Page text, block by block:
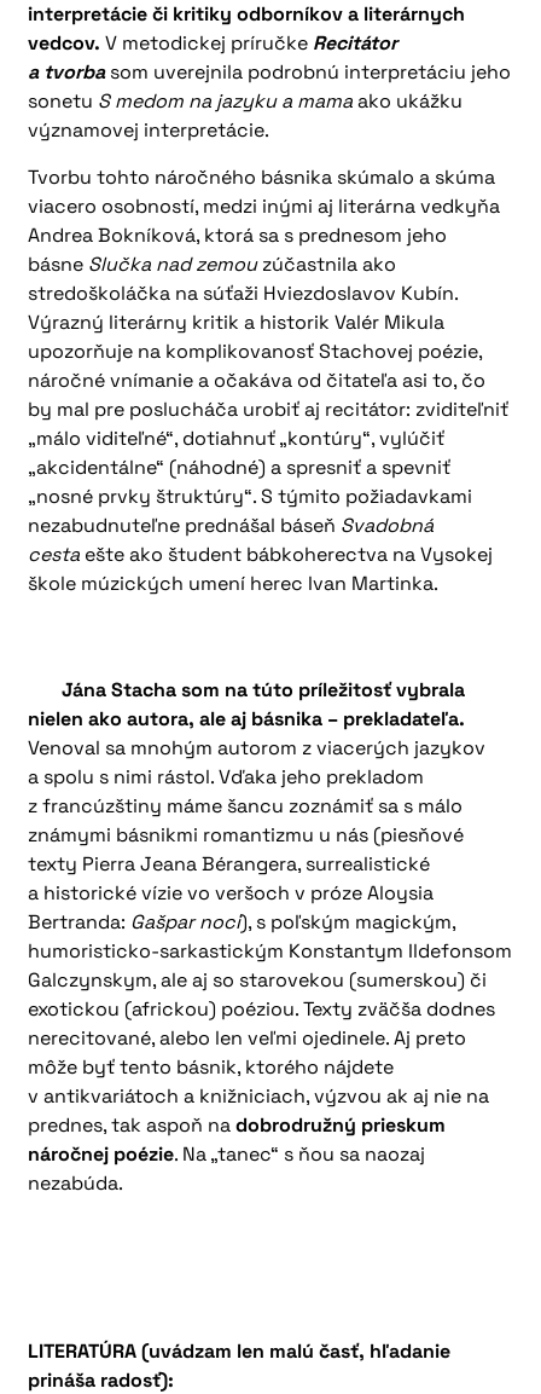
interpretácie či kritiky odborníkov a literárnych
vedcov.V metodickej príručke Recitátor
a tvorbasom uverejnila podrobnú interpretáciu jeho
sonetu S medom na jazyku a mamaako ukážku
významovej interpretácie.
Tvorbu tohto náročného básnika skúmalo a skúma
viacero osobností, medzi inými aj literárna vedkyňa
Andrea Bokníková, ktorá sa s prednesom jeho
básne Slučka nad zemouzúčastnila ako
stredoškoláčka na súťaži Hviezdoslavov Kubín.
Výrazný literárny kritik a historik Valér Mikula
upozorňuje na komplikovanosť Stachovej poézie,
náročné vnímanie a očakáva od čitateľa asi to, čo
by mal pre poslucháča urobiť aj recitátor: zviditeľniť
„málo viditeľné“, dotiahnuť „kontúry“, vylúčiť
„akcidentálne“ (náhodné) a spresniť a spevniť
„nosné prvky štruktúry“. S týmito požiadavkami
nezabudnuteľne prednášal báseň Svadobná
cesta ešte ako študent bábkoherectva na Vysokej
škole múzických umení herec Ivan Martinka.
Jána Stacha som na túto príležitosť vybrala
nielen ako autora, ale aj básnika – prekladateľa.
Venoval sa mnohým autorom z viacerých jazykov
a spolu s nimi rástol. Vďaka jeho prekladom
z francúzštiny máme šancu zoznámiť sa s málo
známymi básnikmi romantizmu u nás (piesňové
texty Pierra Jeana Bérangera, surrealistické
a historické vízie vo veršoch v próze Aloysia
Bertranda: Gašpar noci), s poľským magickým,
humoristicko-sarkastickým Konstantym Ildefonsom
Galczynskym, ale aj so starovekou (sumerskou) či
exotickou (africkou) poéziou. Texty zväčša dodnes
nerecitované, alebo len veľmi ojedinele. Aj preto
môže byť tento básnik, ktorého nájdete
v antikvariátoch a knižniciach, výzvou ak aj nie na
prednes, tak aspoň nadobrodružný prieskum
náročnej poézie. Na „tanec“ s ňou sa naozaj
nezabúda.
LITERATÚRA (uvádzam len malú časť, hľadanie
prináša radosť):